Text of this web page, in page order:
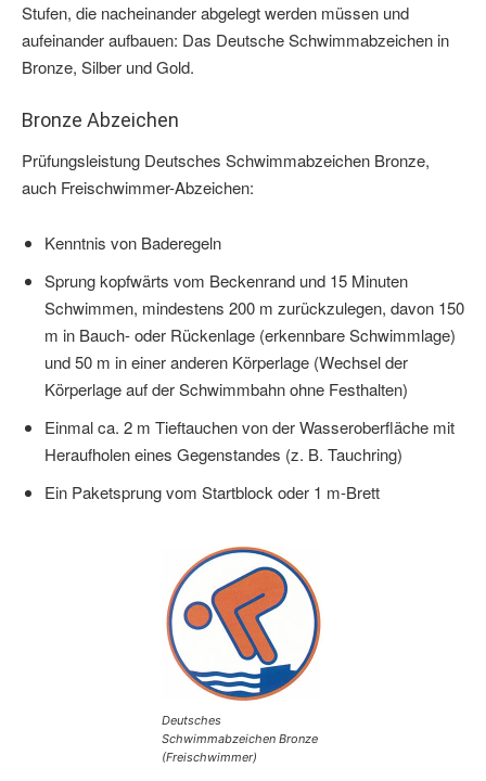
Stufen, die nacheinander abgelegt werden müssen und
aufeinander aufbauen: Das Deutsche Schwimmabzeichen in
Bronze, Silber und Gold.
Bronze Abzeichen
Prüfungsleistung Deutsches Schwimmabzeichen Bronze,
auch Freischwimmer-Abzeichen:
Kenntnis von Baderegeln
Sprung kopfwärts vom Beckenrand und 15 Minuten
Schwimmen, mindestens 200 m zurückzulegen, davon 150
m in Bauch- oder Rückenlage (erkennbare Schwimmlage)
und 50 m in einer anderen Körperlage (Wechsel der
Körperlage auf der Schwimmbahn ohne Festhalten)
Einmal ca. 2 m Tieftauchen von der Wasseroberfläche mit
Heraufholen eines Gegenstandes (z. B. Tauchring)
Ein Paketsprung vom Startblock oder 1 m-Brett
Deutsches
Schwimmabzeichen Bronze
(Freischwimmer)